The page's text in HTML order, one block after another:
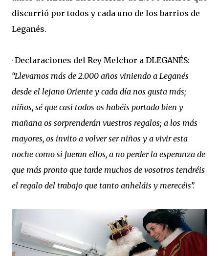
discurrió por todos y cada uno de los barrios de
Leganés.
· Declaraciones del Rey Melchor a DLEGANÉS:
“Llevamos más de 2.000 años viniendo a Leganés
desde el lejano Oriente y cada día nos gusta más;
niños, sé que casi todos os habéis portado bien y
mañana os sorprenderán vuestros regalos; a los más
mayores, os invito a volver ser niños y a vivir esta
noche como si fueran ellos, a no perder la esperanza de
que más pronto que tarde muchos de vosotros tendréis
el regalo del trabajo que tanto anheláis y merecéis”.